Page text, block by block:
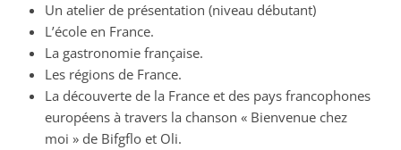
Un atelier de présentation (niveau débutant)
L’école en France.
La gastronomie française.
Les régions de France.
La découverte de la France et des pays francophones
européens à travers la chanson « Bienvenue chez
moi » de Bifgflo et Oli.